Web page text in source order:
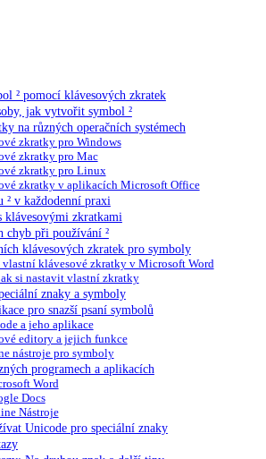
² pomocí klávesových zkratek
jak vytvořit symbol ²
na různých operačních systémech
zkratky pro Windows
zkratky pro Mac
zkratky pro Linux
zkratky v aplikacích Microsoft Office
² v každodenní praxi
klávesovými zkratkami
chyb při používání ²
klávesových zkratek pro symboly
vlastní klávesové zkratky v Microsoft Word
si nastavit vlastní zkratky
znaky a symboly
pro snazší psaní symbolů
a jeho aplikace
editory a jejich funkce
nástroje pro symboly
programech a aplikacích
Word
Docs
Nástroje
Unicode pro speciální znaky